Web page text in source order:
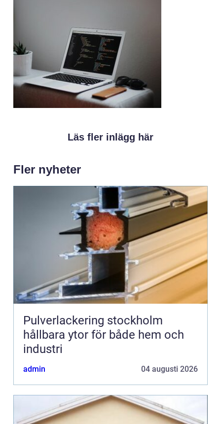
Läs fler inlägg här
Fler nyheter
Pulverlackering stockholm
hållbara ytor för både hem och
industri
admin 04 augusti 2026